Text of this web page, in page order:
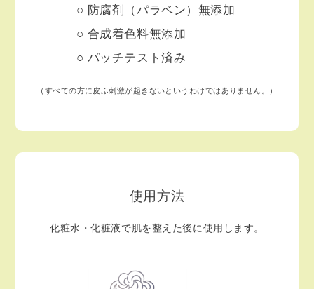
防腐剤（パラベン）無添加
合成着色料無添加
パッチテスト済み
（すべての方に皮ふ刺激が起きないというわけではありません。）
使用方法
化粧水・化粧液で肌を整えた後に使用します。